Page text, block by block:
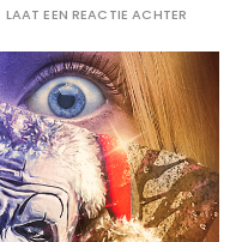
LAAT EEN REACTIE ACHTER